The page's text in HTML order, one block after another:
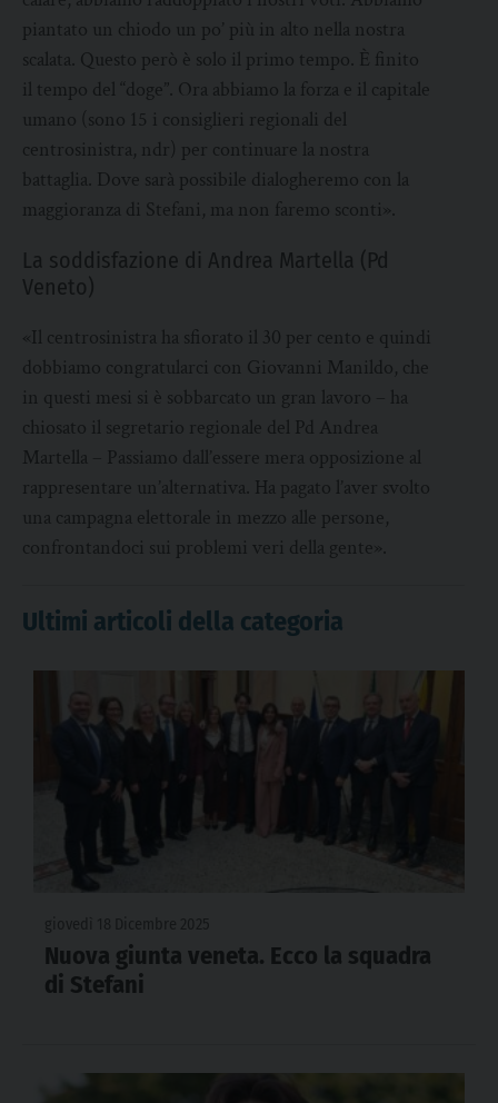
piantato un chiodo un po’ più in alto nella nostra
scalata. Questo però è solo il primo tempo. È finito
il tempo del “doge”. Ora abbiamo la forza e il capitale
umano (sono 15 i consiglieri regionali del
centrosinistra, ndr) per continuare la nostra
battaglia. Dove sarà possibile dialogheremo con la
maggioranza di Stefani, ma non faremo sconti».
La soddisfazione di Andrea Martella (Pd
Veneto)
«Il centrosinistra ha sfiorato il 30 per cento e quindi
dobbiamo congratularci con Giovanni Manildo, che
in questi mesi si è sobbarcato un gran lavoro – ha
chiosato il segretario regionale del Pd Andrea
Martella – Passiamo dall’essere mera opposizione al
rappresentare un’alternativa. Ha pagato l’aver svolto
una campagna elettorale in mezzo alle persone,
confrontandoci sui problemi veri della gente».
Ultimi articoli della categoria
Nuova giunta veneta. Ecco la squadra
di Stefani